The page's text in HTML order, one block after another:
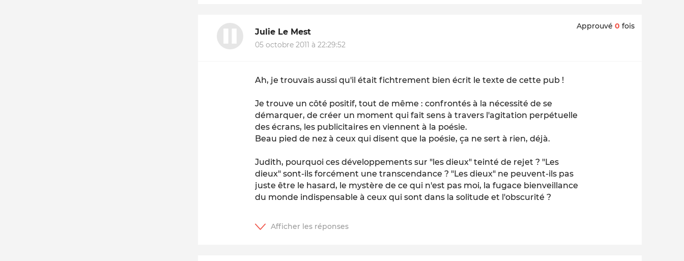
Julie Le Mest
05 octobre 2011 à 22:29:52
Approuvé 0 fois
Ah, je trouvais aussi qu'il était fichtrement bien écrit le texte de cette pub !
Je trouve un côté positif, tout de même : confrontés à la nécessité de se
démarquer, de créer un moment qui fait sens à travers l'agitation perpétuelle
des écrans, les publicitaires en viennent à la poésie.
Beau pied de nez à ceux qui disent que la poésie, ça ne sert à rien, déjà.
Judith, pourquoi ces développements sur "les dieux" teinté de rejet ? "Les
dieux" sont-ils forcément une transcendance ? "Les dieux" ne peuvent-ils pas
juste être le hasard, le mystère de ce qui n'est pas moi, la fugace bienveillance
du monde indispensable à ceux qui sont dans la solitude et l'obscurité ?